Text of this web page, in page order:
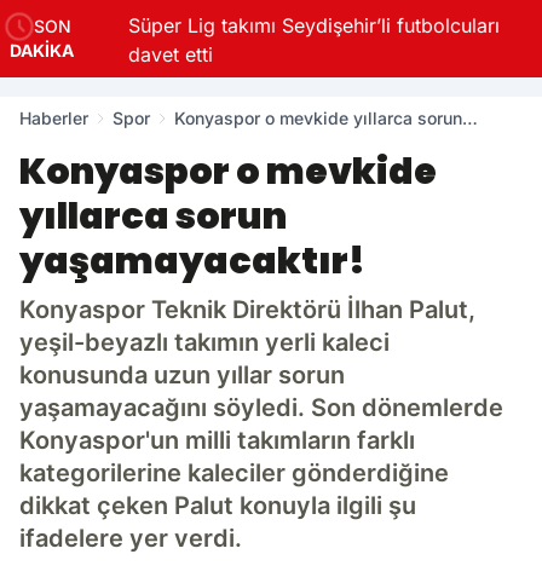
SON
DAKİKA
Süper Lig takımı Seydişehir’li futbolcuları
davet etti
Haberler Spor
Konyaspor o mevkide yıllarca sorun
Konyaspor o mevkide
yıllarca sorun
yaşamayacaktır!
Konyaspor Teknik Direktörü İlhan Palut,
yeşil-beyazlı takımın yerli kaleci
konusunda uzun yıllar sorun
yaşamayacağını söyledi. Son dönemlerde
Konyaspor'un milli takımların farklı
kategorilerine kaleciler gönderdiğine
dikkat çeken Palut konuyla ilgili şu
ifadelere yer verdi.